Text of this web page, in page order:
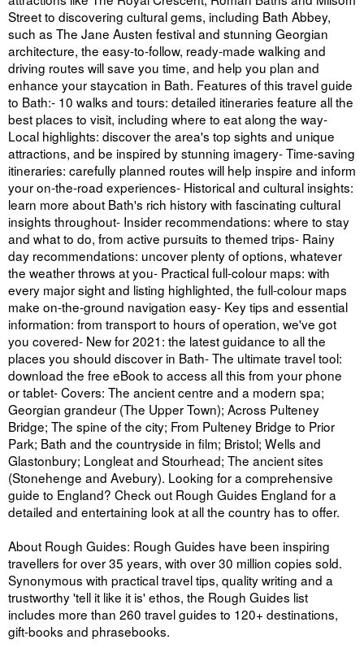
Street to discovering cultural gems, including Bath Abbey,
such as The Jane Austen festival and stunning Georgian
architecture, the easy-to-follow, ready-made walking and
driving routes will save you time, and help you plan and
enhance your staycation in Bath. Features of this travel guide
to Bath:- 10 walks and tours: detailed itineraries feature all the
best places to visit, including where to eat along the way-
Local highlights: discover the area's top sights and unique
attractions, and be inspired by stunning imagery- Time-saving
itineraries: carefully planned routes will help inspire and inform
your on-the-road experiences- Historical and cultural insights:
learn more about Bath's rich history with fascinating cultural
insights throughout- Insider recommendations: where to stay
and what to do, from active pursuits to themed trips- Rainy
day recommendations: uncover plenty of options, whatever
the weather throws at you- Practical full-colour maps: with
every major sight and listing highlighted, the full-colour maps
make on-the-ground navigation easy- Key tips and essential
information: from transport to hours of operation, we've got
you covered- New for 2021: the latest guidance to all the
places you should discover in Bath- The ultimate travel tool:
download the free eBook to access all this from your phone
or tablet- Covers: The ancient centre and a modern spa;
Georgian grandeur (The Upper Town); Across Pulteney
Bridge; The spine of the city; From Pulteney Bridge to Prior
Park; Bath and the countryside in film; Bristol; Wells and
Glastonbury; Longleat and Stourhead; The ancient sites
(Stonehenge and Avebury). Looking for a comprehensive
guide to England? Check out Rough Guides England for a
detailed and entertaining look at all the country has to offer.
About Rough Guides: Rough Guides have been inspiring
travellers for over 35 years, with over 30 million copies sold.
Synonymous with practical travel tips, quality writing and a
trustworthy 'tell it like it is' ethos, the Rough Guides list
includes more than 260 travel guides to 120+ destinations,
gift-books and phrasebooks.